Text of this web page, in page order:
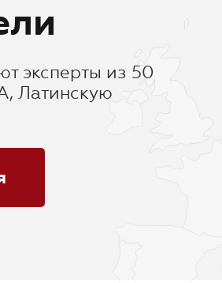
эксперты из 50
Латинскую